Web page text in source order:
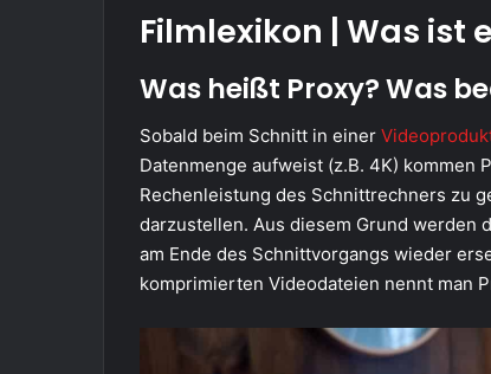
Filmlexikon | Was ist
Was heißt Proxy? Was
Sobald beim Schnitt in einer
Datenmenge aufweist (z.B. 4K) kommen
Rechenleistung des Schnittrechners zu
darzustellen. Aus diesem Grund werden
am Ende des Schnittvorgangs wieder
komprimierten Videodateien nennt man